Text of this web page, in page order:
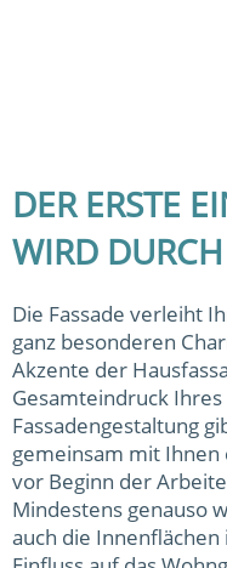
DER ERSTE
WIRD
Die Fassade verleiht
ganz besonderen
Akzente der
Gesamteindruck
Fassadengestaltung
gemeinsam mit Ihnen
vor Beginn der
Mindestens genauso
auch die